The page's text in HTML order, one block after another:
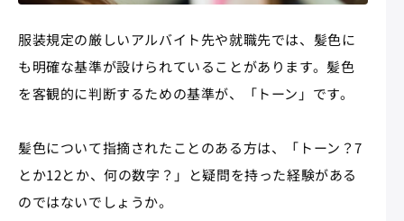
服装規定の厳しいアルバイト先や就職先では、髪色に
も明確な基準が設けられていることがあります。髪色
を客観的に判断するための基準が、「トーン」です。
髪色について指摘されたことのある方は、「トーン？7
とか12とか、何の数字？」と疑問を持った経験がある
のではないでしょうか。